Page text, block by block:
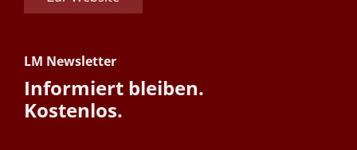
LM Newsletter
Informiert bleiben.
Kostenlos.